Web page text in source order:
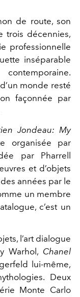
de route, son
trois décennies,
professionnelle
inséparable
monde resté
façonnée par
Jondeau: My
organisée par
par Pharrell
et d’objets
années par le
un membre
c’est un
l’art dialogue
Warhol , Chanel
lui-même,
Deux
Monte Carlo